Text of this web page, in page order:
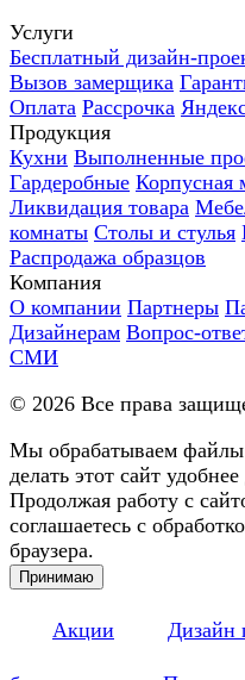
Услуги
Бесплатный дизайн-
Вызов замерщика
Оплата Рассрочка
Продукция
Кухни Выполненные
Гардеробные Корпусная
Ликвидация товара
комнаты Столы и стулья
Распродажа образцов
Компания
О компании Партнеры
Дизайнерам Вопрос-
СМИ
© 2026 Все права
Мы обрабатываем
делать этот сайт
Продолжая работу с
соглашаетесь с
браузера.
Принимаю
Акции Дизайн